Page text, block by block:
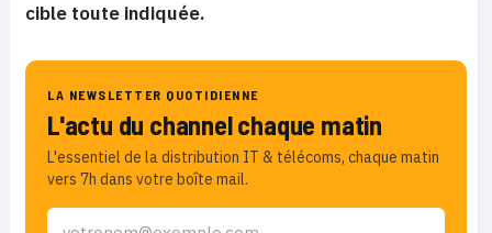
cible toute indiquée.
LA NEWSLETTER QUOTIDIENNE
L'actu du channel chaque matin
L'essentiel de la distribution IT & télécoms, chaque matin
vers 7h dans votre boîte mail.